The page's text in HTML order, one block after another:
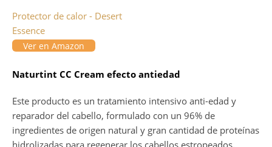
Protector de calor - Desert
Essence
Ver en Amazon
Naturtint CC Cream efecto antiedad
Este producto es un tratamiento intensivo anti-edad y
reparador del cabello, formulado con un 96% de
ingredientes de origen natural y gran cantidad de proteínas